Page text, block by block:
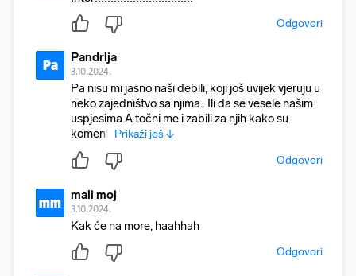
Odgovori
Pa Pandrlja
3.10.2024.
Pa nisu mi jasno naši debili, koji još uvijek vjeruju u
neko zajedništvo sa njima.. Ili da se vesele našim
uspjesima.A točni me i zabili za njih kako su
komenti Prikaži još ↓
Odgovori
mm mali moj
3.10.2024.
Kak će na more, haahhah
Odgovori